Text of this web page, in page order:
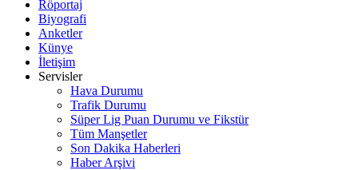
Röportaj
Biyografi
Anketler
Künye
İletişim
Servisler
Hava Durumu
Trafik Durumu
Süper Lig Puan Durumu ve Fikstür
Tüm Manşetler
Son Dakika Haberleri
Haber Arşivi